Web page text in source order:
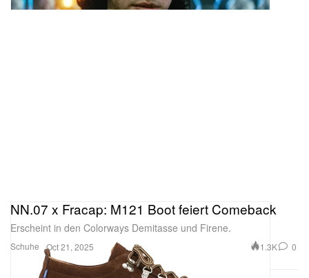
Schuhe
NN.07 x Fracap: M121 Boot feiert Comeback
Erscheint in den Colorways Demitasse und Firene.
Oct 21, 2025 1.3K 0